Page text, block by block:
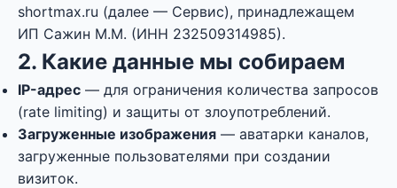
shortmax.ru (далее — Сервис), принадлежащем
ИП Сажин М.М. (ИНН 232509314985).
2. Какие данные мы собираем
IP-адрес — для ограничения количества запросов
(rate limiting) и защиты от злоупотреблений.
Загруженные изображения — аватарки каналов,
загруженные пользователями при создании
визиток.